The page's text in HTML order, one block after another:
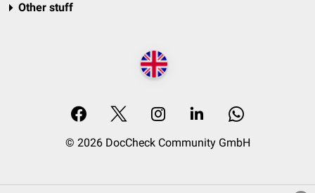
Other stuff
© 2026 DocCheck Community GmbH